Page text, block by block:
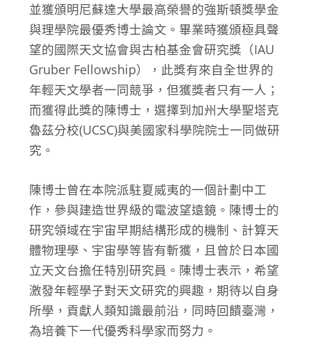
並獲頒明尼蘇達大學最高榮譽的強斯頓獎學金
與理學院最優秀博士論文。畢業時獲頒極具聲
望的國際天文協會與古柏基金會研究獎（IAU
Gruber Fellowship），此獎有來自全世界的
年輕天文學者一同競爭，但獲獎者只有一人；
而獲得此獎的陳博士，選擇到加州大學聖塔克
魯茲分校(UCSC)與美國家科學院院士一同做研
究。
陳博士曾在本院派駐夏威夷的一個計劃中工
作，參與建造世界級的電波望遠鏡。陳博士的
研究領域在宇宙早期結構形成的機制、計算天
體物理學、宇宙學等皆有斬獲，且曾於日本國
立天文台擔任特別研究員。陳博士表示，希望
激發年輕學子對天文研究的興趣，期待以自身
所學，貢獻人類知識最前沿，同時回饋臺灣，
為培養下一代優秀科學家而努力。